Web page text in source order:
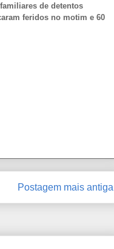
de detentos
feridos no motim e 60
Postagem mais antiga